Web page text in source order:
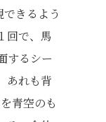
きるよう
回で、馬
するシー
あれも背
青空のも